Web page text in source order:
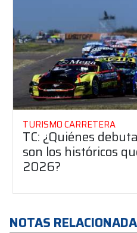
TURISMO CARRETERA
TC: ¿Quiénes
son los históricos
2026?
NOTAS